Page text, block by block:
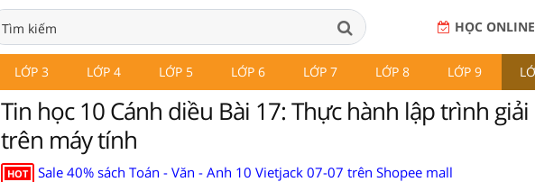
HỌC ONLINE
LỚP 3 LỚP 4 LỚP 5 LỚP 6 LỚP 7 LỚP 8 LỚP 9
Tin học 10 Cánh diều Bài 17: Thực hành lập trình
trên máy tính
HOT Sale 40% sách Toán - Văn - Anh 10 Vietjack 07-07 trên Shopee mall